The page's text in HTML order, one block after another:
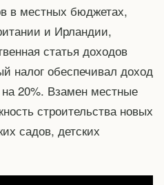
в местных бюджетах,
и Ирландии,
статья доходов
налог обеспечивал доход
20%. Взамен местные
строительства новых
садов, детских